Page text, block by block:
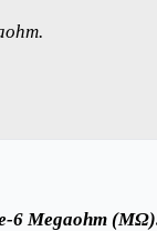
6 Megaohm